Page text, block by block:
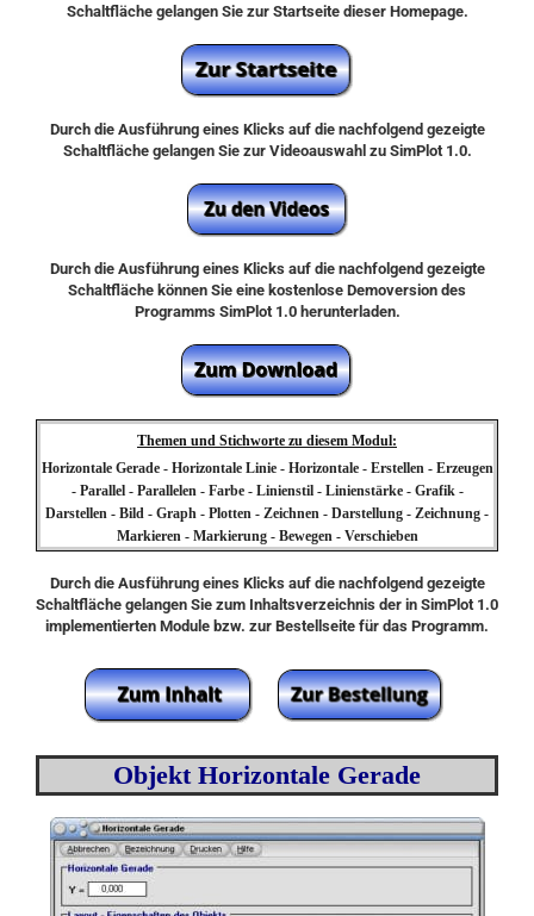
Schaltfläche gelangen Sie zur Startseite dieser Homepage.
Durch die Ausführung eines Klicks auf die nachfolgend gezeigte
Schaltfläche gelangen Sie zur Videoauswahl zu SimPlot 1.0.
Durch die Ausführung eines Klicks auf die nachfolgend gezeigte
Schaltfläche können Sie eine kostenlose Demoversion des
Programms SimPlot 1.0 herunterladen.
Themen und Stichworte zu diesem Modul:
Horizontale Gerade - Horizontale Linie - Horizontale - Erstellen - Erzeugen
- Parallel - Parallelen - Farbe - Linienstil - Linienstärke - Grafik -
Darstellen - Bild - Graph - Plotten - Zeichnen - Darstellung - Zeichnung -
Markieren - Markierung - Bewegen - Verschieben
Durch die Ausführung eines Klicks auf die nachfolgend gezeigte
Schaltfläche gelangen Sie zum Inhaltsverzeichnis der in SimPlot 1.0
implementierten Module bzw. zur Bestellseite für das Programm.
Objekt Horizontale Gerade